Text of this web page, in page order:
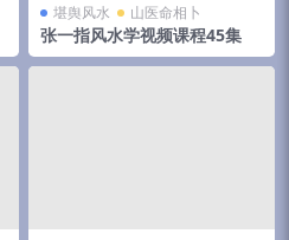
堪舆风水 山医命相卜
张一指风水学视频课程45集